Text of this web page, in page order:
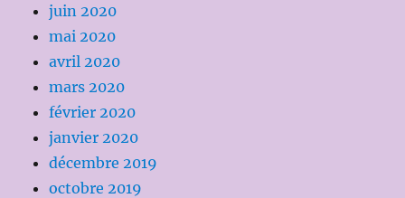
juin 2020
mai 2020
avril 2020
mars 2020
février 2020
janvier 2020
décembre 2019
octobre 2019